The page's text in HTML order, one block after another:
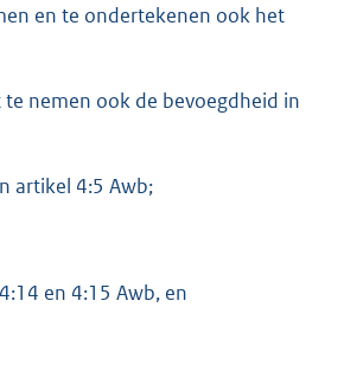
en te ondertekenen ook het
nemen ook de bevoegdheid in
artikel 4:5 Awb;
en 4:15 Awb, en